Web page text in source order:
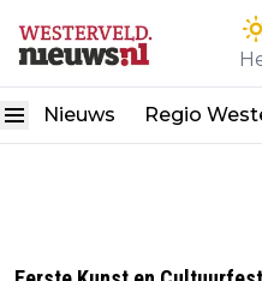
Nieuws Regio